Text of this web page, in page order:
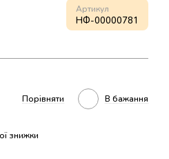
Артикул
НФ-00000781
Порівняти В бажання
знижки